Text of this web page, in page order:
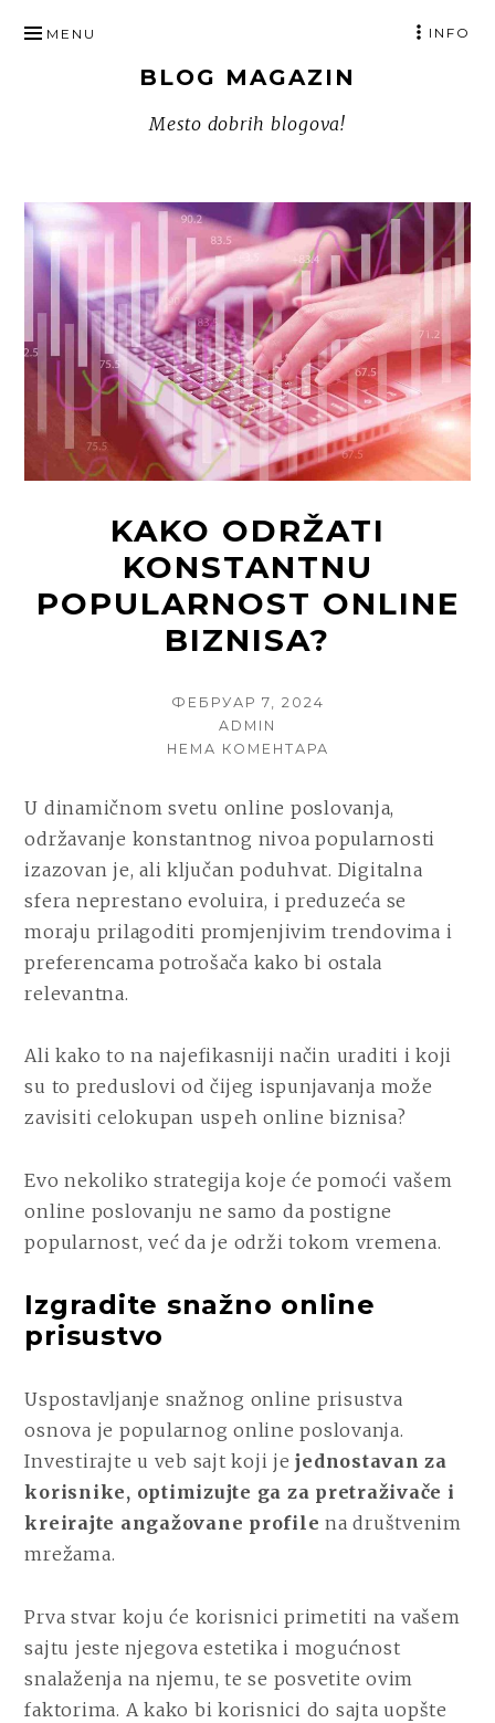
TO
BLOG MAGAZIN
Mesto dobrih blogova!
MENU INFO
KAKO ODRŽATI
KONSTANTNU
POPULARNOST ONLINE
BIZNISA?
POSTED
ФЕБРУАР 7, 2024
AUTHOR
ADMIN
НЕМА КОМЕНТАРА
KONSTANTNU
POPULARNOST
ONLINE
U dinamičnom svetu online poslovanja,
održavanje konstantnog nivoa popularnosti
izazovan je, ali ključan poduhvat. Digitalna
sfera neprestano evoluira, i preduzeća se
moraju prilagoditi promjenjivim trendovima i
preferencama potrošača kako bi ostala
relevantna.
Ali kako to na najefikasniji način uraditi i koji
su to preduslovi od čijeg ispunjavanja može
zavisiti celokupan uspeh online biznisa?
Evo nekoliko strategija koje će pomoći vašem
online poslovanju ne samo da postigne
popularnost, već da je održi tokom vremena.
Izgradite snažno online
prisustvo
Uspostavljanje snažnog online prisustva
osnova je popularnog online poslovanja.
Investirajte u veb sajt koji jejednostavan za
korisnike, optimizujte ga za pretraživače i
kreirajte angažovane profile na društvenim
mrežama.
Prva stvar koju će korisnici primetiti na vašem
sajtu jeste njegova estetika i mogućnost
snalaženja na njemu, te se posvetite ovim
faktorima. A kako bi korisnici do sajta uopšte